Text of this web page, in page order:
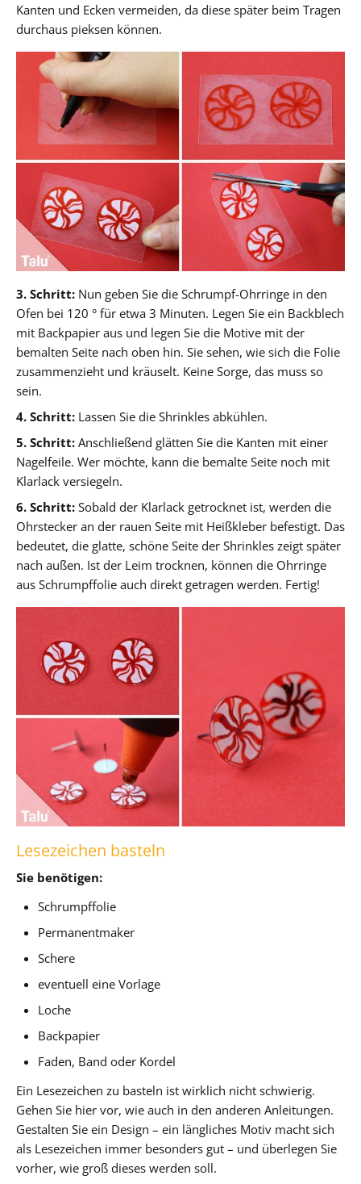
Kanten und Ecken vermeiden, da diese später beim Tragen
durchaus pieksen können.
3. Schritt: Nun geben Sie die Schrumpf-Ohrringe in den
Ofen bei 120 ° für etwa 3 Minuten. Legen Sie ein Backblech
mit Backpapier aus und legen Sie die Motive mit der
bemalten Seite nach oben hin. Sie sehen, wie sich die Folie
zusammenzieht und kräuselt. Keine Sorge, das muss so
sein.
4. Schritt: Lassen Sie die Shrinkles abkühlen.
5. Schritt: Anschließend glätten Sie die Kanten mit einer
Nagelfeile. Wer möchte, kann die bemalte Seite noch mit
Klarlack versiegeln.
6. Schritt: Sobald der Klarlack getrocknet ist, werden die
Ohrstecker an der rauen Seite mit Heißkleber befestigt. Das
bedeutet, die glatte, schöne Seite der Shrinkles zeigt später
nach außen. Ist der Leim trocknen, können die Ohrringe
aus Schrumpffolie auch direkt getragen werden. Fertig!
Lesezeichen basteln
Sie benötigen:
Schrumpffolie
Permanentmaker
Schere
eventuell eine Vorlage
Loche
Backpapier
Faden, Band oder Kordel
Ein Lesezeichen zu basteln ist wirklich nicht schwierig.
Gehen Sie hier vor, wie auch in den anderen Anleitungen.
Gestalten Sie ein Design – ein längliches Motiv macht sich
als Lesezeichen immer besonders gut – und überlegen Sie
vorher, wie groß dieses werden soll.